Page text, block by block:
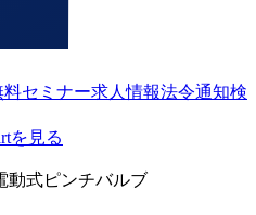
料セミナー求人情報法令通知検
を見る
動式ピンチバルブ